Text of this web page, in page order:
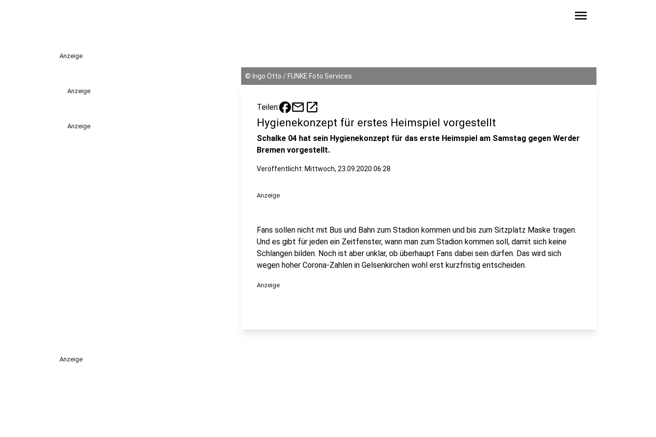
menu
Anzeige
Anzeige
Anzeige
© Ingo Otto / FUNKE Foto Services
Teilen: mailopen_in_new
Hygienekonzept für erstes Heimspiel vorgestellt
Schalke 04 hat sein Hygienekonzept für das erste Heimspiel am Samstag gegen Werder
Bremen vorgestellt.
Veröffentlicht: Mittwoch, 23.09.2020 06:28
Anzeige
Fans sollen nicht mit Bus und Bahn zum Stadion kommen und bis zum Sitzplatz Maske tragen.
Und es gibt für jeden ein Zeitfenster, wann man zum Stadion kommen soll, damit sich keine
Schlangen bilden. Noch ist aber unklar, ob überhaupt Fans dabei sein dürfen. Das wird sich
wegen hoher Corona-Zahlen in Gelsenkirchen wohl erst kurzfristig entscheiden.
Anzeige
Anzeige